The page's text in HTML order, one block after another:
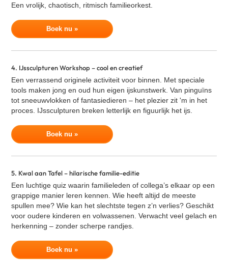
Een vrolijk, chaotisch, ritmisch familieorkest.
Boek nu »
4. IJssculpturen Workshop – cool en creatief
Een verrassend originele activiteit voor binnen. Met speciale
tools maken jong en oud hun eigen ijskunstwerk. Van pinguïns
tot sneeuwvlokken of fantasiedieren – het plezier zit 'm in het
proces. IJssculpturen breken letterlijk en figuurlijk het ijs.
Boek nu »
5. Kwal aan Tafel – hilarische familie-editie
Een luchtige quiz waarin familieleden of collega’s elkaar op een
grappige manier leren kennen. Wie heeft altijd de meeste
spullen mee? Wie kan het slechtste tegen z’n verlies? Geschikt
voor oudere kinderen en volwassenen. Verwacht veel gelach en
herkenning – zonder scherpe randjes.
Boek nu »